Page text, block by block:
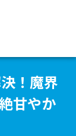
！魔界
甘やか